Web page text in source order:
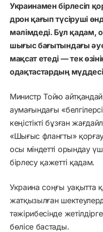
Украинамен бірлесіп
дрон қағып түсіруші
мәлімдеді. Бұл
шығыс бағытындағы
мақсат етеді — тек
одақтастардың
Министр Тойю
аумағындағы
кеңістікті бұзған
«Шығыс флангты»
осы міндетті орындау
бірлесу қажетті қадам.
Украина соңғы уақытта
жатқызылған
тәжірибесінде
бөлісе бастады.